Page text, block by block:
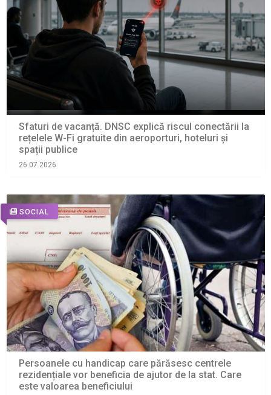
Sfaturi de vacanță. DNSC explică riscul conectării la
rețelele W-Fi gratuite din aeroporturi, hoteluri și
spații publice
26.07.2026
SOCIAL
Persoanele cu handicap care părăsesc centrele
rezidențiale vor beneficia de ajutor de la stat. Care
este valoarea beneficiului